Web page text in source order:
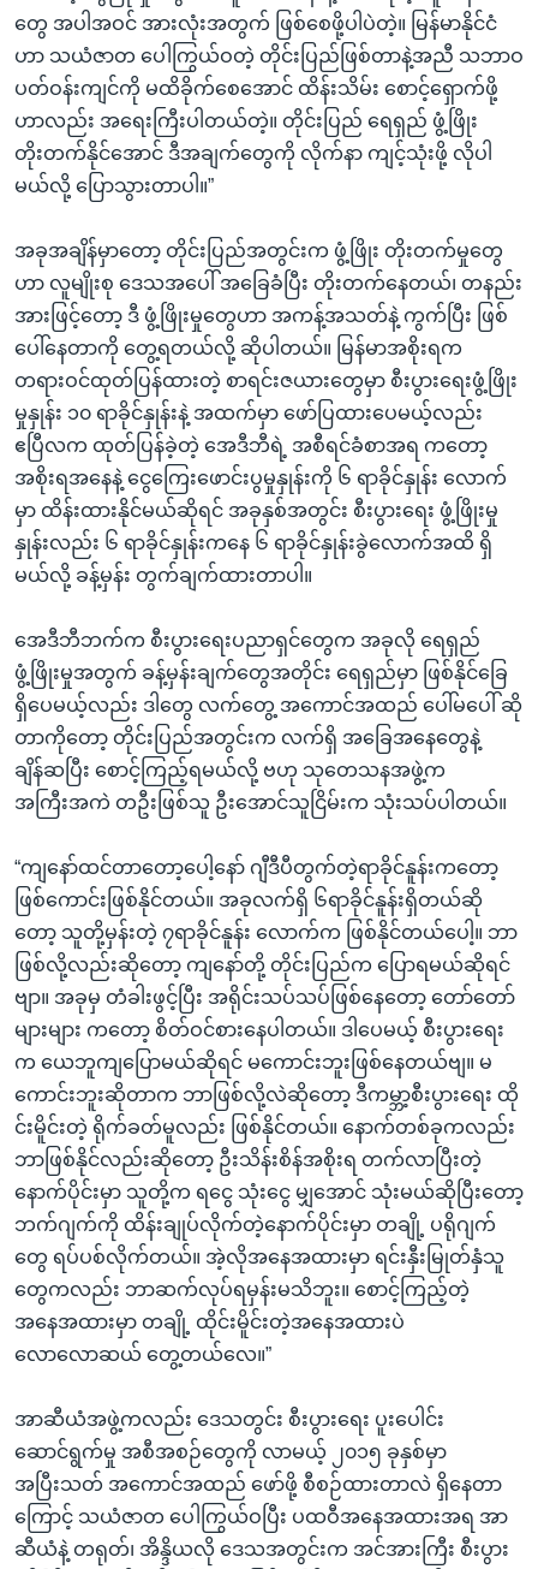
တွေ အပါအဝင် အားလုံးအတွက် ဖြစ်စေဖို့ပါပဲတဲ့။ မြန်မာနိုင်ငံ
ဟာ သယံဇာတ ပေါကြွယ်ဝတဲ့ တိုင်းပြည်ဖြစ်တာနဲ့အညီ သဘာဝ
ပတ်ဝန်းကျင်ကို မထိခိုက်စေအောင် ထိန်းသိမ်း စောင့်ရှောက်ဖို့
ဟာလည်း အရေးကြီးပါတယ်တဲ့။ တိုင်းပြည် ရေရှည် ဖွံ့ဖြိုး
တိုးတက်နိုင်အောင် ဒီအချက်တွေကို လိုက်နာ ကျင့်သုံးဖို့ လိုပါ
မယ်လို့ ပြောသွားတာပါ။”
အခုအချိန်မှာတော့ တိုင်းပြည်အတွင်းက ဖွံ့ဖြိုး တိုးတက်မှုတွေ
ဟာ လူမျိုးစု ဒေသအပေါ် အခြေခံပြီး တိုးတက်နေတယ်၊ တနည်း
အားဖြင့်တော့ ဒီ ဖွံ့ဖြိုးမှုတွေဟာ အကန့်အသတ်နဲ့ ကွက်ပြီး ဖြစ်
ပေါ်နေတာကို တွေ့ရတယ်လို့ ဆိုပါတယ်။ မြန်မာအစိုးရက
တရားဝင်ထုတ်ပြန်ထားတဲ့ စာရင်းဇယားတွေမှာ စီးပွားရေးဖွံ့ဖြိုး
မှုနှုန်း ၁၀ ရာခိုင်နှုန်းနဲ့ အထက်မှာ ဖော်ပြထားပေမယ့်လည်း
ဧပြီလက ထုတ်ပြန်ခဲ့တဲ့ အေဒီဘီရဲ့ အစီရင်ခံစာအရ ကတော့
အစိုးရအနေနဲ့ ငွေကြေးဖောင်းပွမှုနှုန်းကို ၆ ရာခိုင်နှုန်း လောက်
မှာ ထိန်းထားနိုင်မယ်ဆိုရင် အခုနှစ်အတွင်း စီးပွားရေး ဖွံ့ဖြိုးမှု
နှုန်းလည်း ၆ ရာခိုင်နှုန်းကနေ ၆ ရာခိုင်နှုန်းခွဲလောက်အထိ ရှိ
မယ်လို့ ခန့်မှန်း တွက်ချက်ထားတာပါ။
အေဒီဘီဘက်က စီးပွားရေးပညာရှင်တွေက အခုလို ရေရှည်
ဖွံ့ဖြိုးမှုအတွက် ခန့်မှန်းချက်တွေအတိုင်း ရေရှည်မှာ ဖြစ်နိုင်ခြေ
ရှိပေမယ့်လည်း ဒါတွေ လက်တွေ့ အကောင်အထည် ပေါ်မပေါ် ဆို
တာကိုတော့ တိုင်းပြည်အတွင်းက လက်ရှိ အခြေအနေတွေနဲ့
ချိန်ဆပြီး စောင့်ကြည့်ရမယ်လို့ ဗဟု သုတေသနအဖွဲ့က
အကြီးအကဲ တဦးဖြစ်သူ ဦးအောင်သူငြိမ်းက သုံးသပ်ပါတယ်။
“ကျနော်ထင်တာတော့ပေါ့နော် ဂျီဒီပီတွက်တဲ့ရာခိုင်နူန်းကတော့
ဖြစ်ကောင်းဖြစ်နိုင်တယ်။ အခုလက်ရှိ ၆ရာခိုင်နူန်းရှိတယ်ဆို
တော့ သူတို့မှန်းတဲ့ ၇ရာခိုင်နူန်း လောက်က ဖြစ်နိုင်တယ်ပေါ့။ ဘာ
ဖြစ်လို့လည်းဆိုတော့ ကျနော်တို့ တိုင်းပြည်က ပြောရမယ်ဆိုရင်
ဗျာ။ အခုမှ တံခါးဖွင့်ပြီး အရိုင်းသပ်သပ်ဖြစ်နေတော့ တော်တော်
များများ ကတော့ စိတ်ဝင်စားနေပါတယ်။ ဒါပေမယ့် စီးပွားရေး
က ယေဘူကျပြောမယ်ဆိုရင် မကောင်းဘူးဖြစ်နေတယ်ဗျ။ မ
ကောင်းဘူးဆိုတာက ဘာဖြစ်လို့လဲဆိုတော့ ဒီကမ္ဘာ့စီးပွားရေး ထို
င်းမိူင်းတဲ့ ရိုက်ခတ်မူလည်း ဖြစ်နိုင်တယ်။ နောက်တစ်ခုကလည်း
ဘာဖြစ်နိုင်လည်းဆိုတော့ ဦးသိန်းစိန်အစိုးရ တက်လာပြီးတဲ့
နောက်ပိုင်းမှာ သူတို့က ရငွေ သုံးငွေ မျှအောင် သုံးမယ်ဆိုပြီးတော့
ဘက်ဂျက်ကို ထိန်းချုပ်လိုက်တဲ့နောက်ပိုင်းမှာ တချို့ ပရိုဂျက်
တွေ ရပ်ပစ်လိုက်တယ်။ အဲ့လိုအနေအထားမှာ ရင်းနှီးမြုတ်နှံသူ
တွေကလည်း ဘာဆက်လုပ်ရမှန်းမသိဘူး။ စောင့်ကြည့်တဲ့
အနေအထားမှာ တချို့ ထိုင်းမိူင်းတဲ့အနေအထားပဲ
လောလောဆယ် တွေ့တယ်လေ။”
အာဆီယံအဖွဲ့ကလည်း ဒေသတွင်း စီးပွားရေး ပူးပေါင်း
ဆောင်ရွက်မှု အစီအစဉ်တွေကို လာမယ့် ၂၀၁၅ ခုနှစ်မှာ
အပြီးသတ် အကောင်အထည် ဖော်ဖို့ စီစဉ်ထားတာလဲ ရှိနေတာ
ကြောင့် သယံဇာတ ပေါကြွယ်ဝပြီး ပထဝီအနေအထားအရ အာ
ဆီယံနဲ့ တရုတ်၊ အိန္ဒိယလို ဒေသအတွင်းက အင်အားကြီး စီးပွား